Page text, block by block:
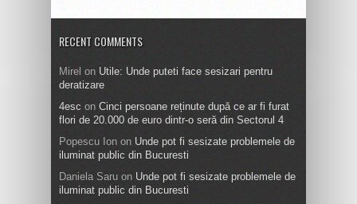
RECENT COMMENTS
Mirel on Utile: Unde puteti face sesizari pentru
deratizare
4esc on Cinci persoane reținute după ce ar fi furat
flori de 20.000 de euro dintr-o seră din Sectorul 4
Popescu Ion on Unde pot fi sesizate problemele de
iluminat public din Bucuresti
Daniela Saru on Unde pot fi sesizate problemele de
iluminat public din Bucuresti